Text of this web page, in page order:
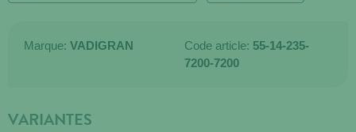
Marque: VADIGRAN Code article: 55-14-235-
7200-7200
VARIANTES